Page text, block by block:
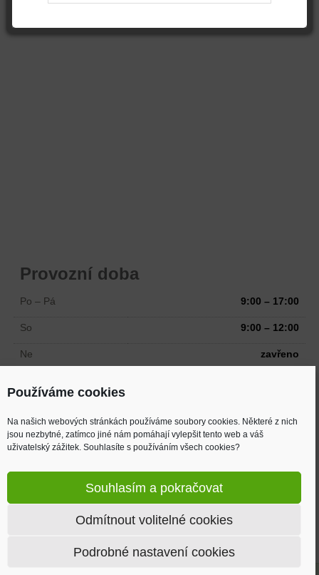
Používáme cookies
Na našich webových stránkách používáme soubory cookies. Některé z nich
jsou nezbytné, zatímco jiné nám pomáhají vylepšit tento web a váš
uživatelský zážitek. Souhlasíte s používáním všech cookies?
Souhlasím a pokračovat
Odmítnout volitelné cookies
Podrobné nastavení cookies
Provozní doba
Po – Pá 9:00 – 17:00
So 9:00 – 12:00
Ne zavřeno
Adresa